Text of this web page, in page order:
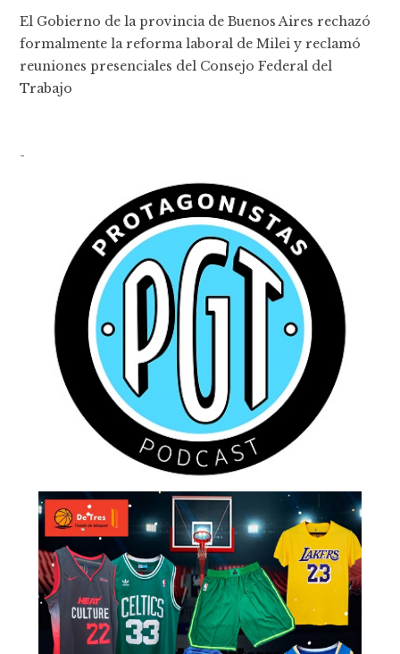
El Gobierno de la provincia de Buenos Aires rechazó
formalmente la reforma laboral de Milei y reclamó
reuniones presenciales del Consejo Federal del
Trabajo
-